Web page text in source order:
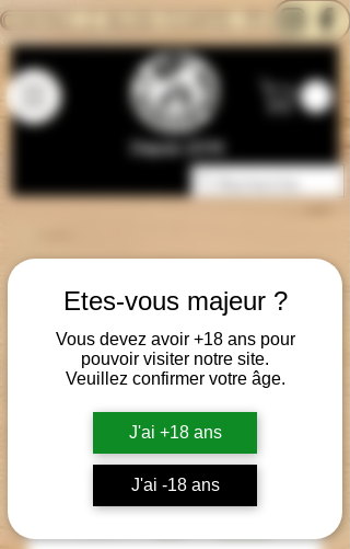
Etes-vous majeur ?
Vous devez avoir +18 ans pour
pouvoir visiter notre site.
Veuillez confirmer votre âge.
J'ai +18 ans
J'ai -18 ans
Depuis 2014